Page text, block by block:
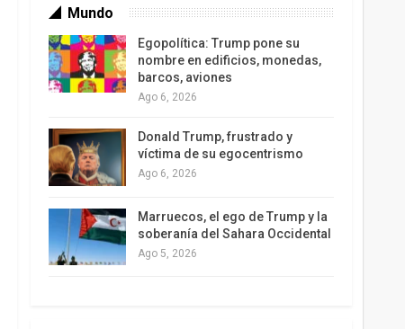
Mundo
Egopolítica: Trump pone su
nombre en edificios, monedas,
barcos, aviones
Ago 6, 2026
Donald Trump, frustrado y
víctima de su egocentrismo
Ago 6, 2026
Marruecos, el ego de Trump y la
soberanía del Sahara Occidental
Ago 5, 2026